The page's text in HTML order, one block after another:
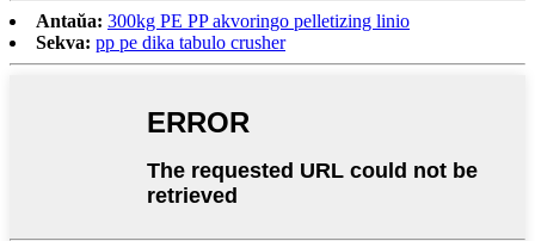
Antaŭa: 300kg PE PP akvoringo pelletizing linio
Sekva: pp pe dika tabulo crusher